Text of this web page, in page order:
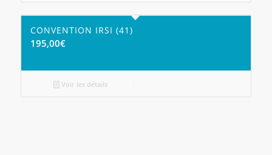
CONVENTION IRSI (41)
195,00€
Voir les détails